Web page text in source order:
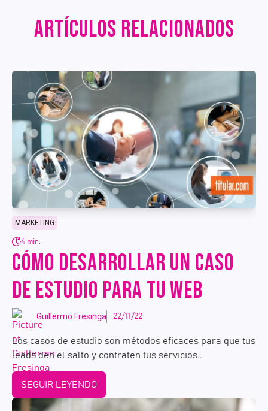
ARTÍCULOS RELACIONADOS
MARKETING
4 min.
CÓMO DESARROLLAR UN CASO
DE ESTUDIO PARA TU WEB
Guillermo Fresinga 22/11/22
Los casos de estudio son métodos eficaces para que tus
leads den el salto y contraten tus servicios...
SEGUIR LEYENDO